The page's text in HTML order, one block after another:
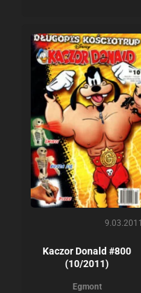
9.03.2011
Kaczor Donald #800
(10/2011)
Egmont